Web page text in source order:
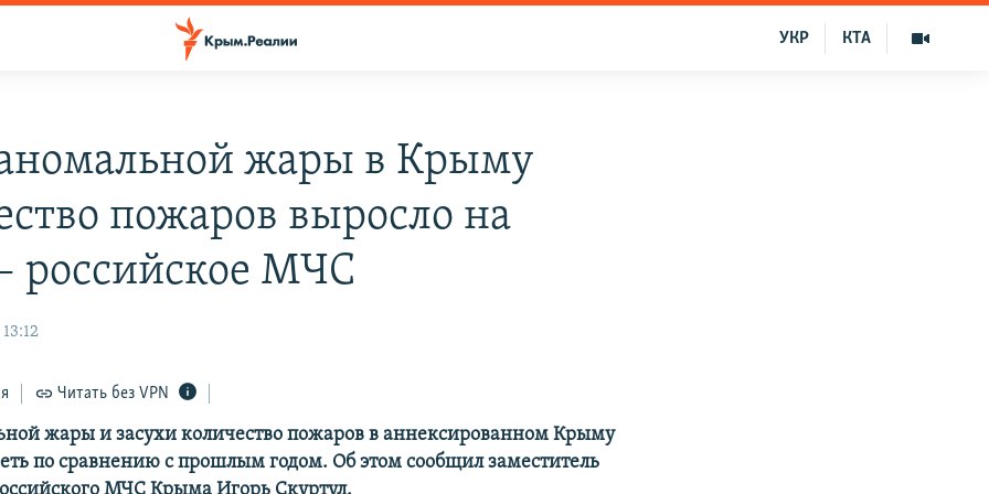
КТА
УКР
жары в Крыму
пожаров выросло на
российское МЧС
Читать без VPN
жары и засухи количество пожаров в аннексированном Крыму
по сравнению с прошлым годом. Об этом сообщил заместитель